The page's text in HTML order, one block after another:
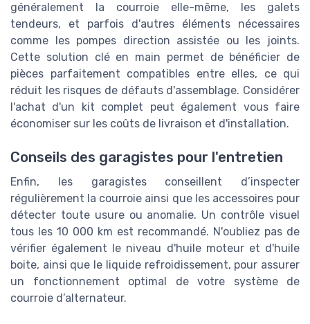
généralement la courroie elle-même, les galets
tendeurs, et parfois d'autres éléments nécessaires
comme les pompes direction assistée ou les joints.
Cette solution clé en main permet de bénéficier de
pièces parfaitement compatibles entre elles, ce qui
réduit les risques de défauts d'assemblage. Considérer
l'achat d'un kit complet peut également vous faire
économiser sur les coûts de livraison et d'installation.
Conseils des garagistes pour l'entretien
Enfin, les garagistes conseillent d’inspecter
régulièrement la courroie ainsi que les accessoires pour
détecter toute usure ou anomalie. Un contrôle visuel
tous les 10 000 km est recommandé. N'oubliez pas de
vérifier également le niveau d'huile moteur et d'huile
boite, ainsi que le liquide refroidissement, pour assurer
un fonctionnement optimal de votre système de
courroie d’alternateur.